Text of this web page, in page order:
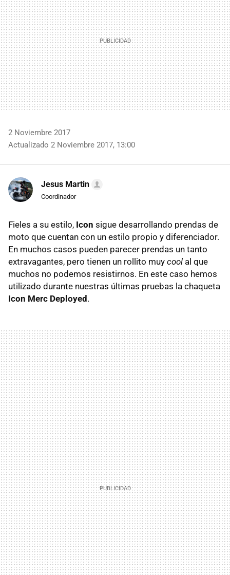
2 Noviembre 2017
Actualizado 2 Noviembre 2017, 13:00
Jesus Martin
Coordinador
Fieles a su estilo, Icon sigue desarrollando prendas de
moto que cuentan con un estilo propio y diferenciador.
En muchos casos pueden parecer prendas un tanto
extravagantes, pero tienen un rollito muy cool al que
muchos no podemos resistirnos. En este caso hemos
utilizado durante nuestras últimas pruebas la chaqueta
Icon Merc Deployed.